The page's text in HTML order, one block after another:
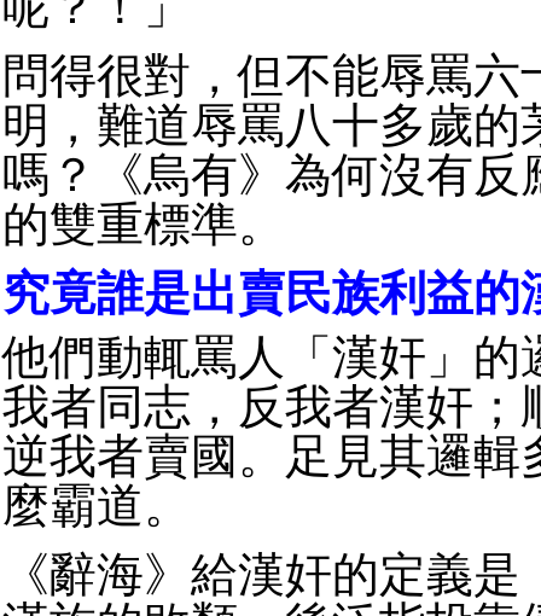
問得很對，但不能辱罵六
明，難道辱罵八十多歲的
嗎？《烏有》為何沒有反
的雙重標準。
究竟誰是出賣民族利益的
他們動輒罵人「漢奸」的
我者同志，反我者漢奸；
逆我者賣國。足見其邏輯
麼霸道。
《辭海》給漢奸的定義